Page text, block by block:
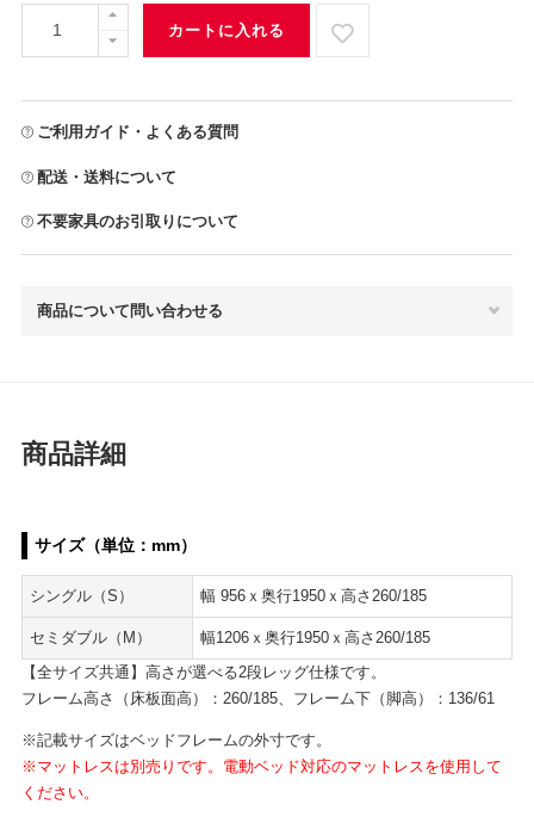
カートに入れる
ご利用ガイド・よくある質問
配送・送料について
不要家具のお引取りについて
商品について問い合わせる
商品詳細
サイズ（単位：mm）
シングル（S） 幅 956ｘ奥行1950ｘ高さ260/185
セミダブル（M）
幅1206ｘ奥行1950ｘ高さ260/185
【全サイズ共通】高さが選べる2段レッグ仕様です。
フレーム高さ（床板面高）：260/185、フレーム下（脚高）：136/61
※記載サイズはベッドフレームの外寸です。
※マットレスは別売りです。電動ベッド対応のマットレスを使用して
ください。